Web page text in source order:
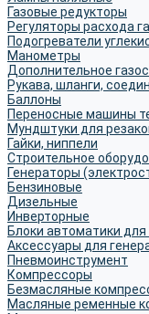
Газовые редукторы
Регуляторы расхода
Подогреватели
Манометры
Дополнительное
Рукава, шланги,
Баллоны
Переносные машины
Мундштуки для
Гайки, ниппели
Строительное
Генераторы
Бензиновые
Дизельные
Инверторные
Блоки автоматики для
Аксессуары для
Пневмоинструмент
Компрессоры
Безмасляные
Масляные ременные